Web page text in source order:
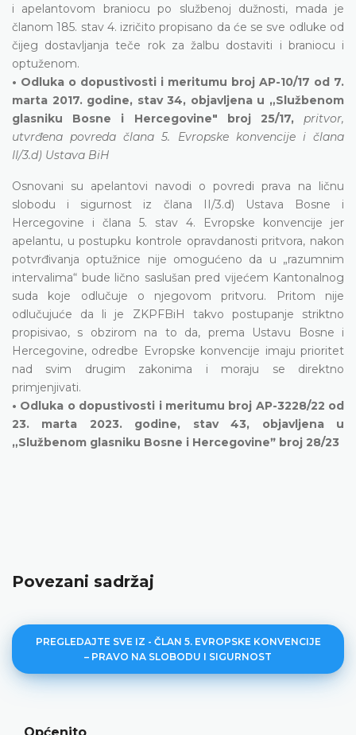
i apelantovom braniocu po službenoj dužnosti, mada je
članom 185. stav 4. izričito propisano da će se sve odluke od
čijeg dostavljanja teče rok za žalbu dostaviti i braniocu i
optuženom.
• Odluka o dopustivosti i meritumu broj AP-10/17 od 7.
marta 2017. godine, stav 34, objavljena u „Službenom
glasniku Bosne i Hercegovine" broj 25/17, pritvor,
utvrđena povreda člana 5. Evropske konvencije i člana
II/3.d) Ustava BiH
Osnovani su apelantovi navodi o povredi prava na ličnu
slobodu i sigurnost iz člana II/3.d) Ustava Bosne i
Hercegovine i člana 5. stav 4. Evropske konvencije jer
apelantu, u postupku kontrole opravdanosti pritvora, nakon
potvrđivanja optužnice nije omogućeno da u „razumnim
intervalima“ bude lično saslušan pred vijećem Kantonalnog
suda koje odlučuje o njegovom pritvoru. Pritom nije
odlučujuće da li je ZKPFBiH takvo postupanje striktno
propisivao, s obzirom na to da, prema Ustavu Bosne i
Hercegovine, odredbe Evropske konvencije imaju prioritet
nad svim drugim zakonima i moraju se direktno
primjenjivati.
• Odluka o dopustivosti i meritumu broj AP-3228/22 od
23. marta 2023. godine, stav 43, objavljena u
„Službenom glasniku Bosne i Hercegovineˮ broj 28/23
Povezani sadržaj
PREGLEDAJTE SVE IZ - ČLAN 5. EVROPSKE KONVENCIJE
– PRAVO NA SLOBODU I SIGURNOST
Općenito